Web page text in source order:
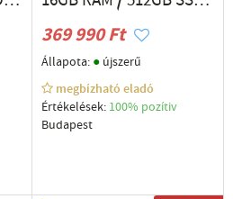
369 990 Ft
Állapota: ●újszerű
megbízható eladó
Értékelések: 100% pozítiv
Budapest